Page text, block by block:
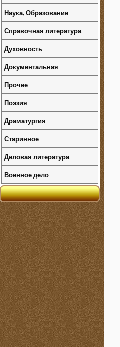
Наука, Образование
Справочная литература
Духовность
Документальная
Прочее
Поэзия
Драматургия
Старинное
Деловая литература
Военное дело